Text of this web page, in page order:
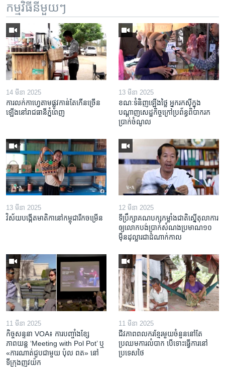
កម្មវិធី​នីមួយៗ
14 មីនា 2025
ការលក់​កាហ្វេ​តាម​ផ្លូវ​កាន់តែ​កើន​ច្រើន​
ឡើង​នៅ​រាជធានី​ភ្នំពេញ
13 មីនា 2025
ខណៈទំនិញឡើងថ្លៃ អ្នករកស៊ីក្នុង​
បណ្តាញ​សេដ្ឋកិច្ចក្រៅ​ប្រព័ន្ធពិបាក​រក​
ប្រាក់​ចំណូល
13 មីនា 2025
វិស័យ​បង្កើត​មាតិកា​នៅ​កម្ពុជា​រីក​ចម្រើន
12 មីនា 2025
ទីប្រឹក្សា​គណបក្ស​កម្លាំង​ជាតិ​ស្នើ​តុលាការ​
ឲ្យ​លោក​បង់ប្រាក់​សំណង​ប្រមាណ​១០​
ម៉ឺន​ដុល្លារ​ជា​ដំណាក់កាល
11 មីនា 2025
កិច្ចសន្ទនា VOA៖ ការ​បញ្ចាំង​ខ្សែ
ភាពយន្ត ‘Meeting with Pol Pot’ ឬ
«ការណាត់ជួប​ជាមួយ​ ប៉ុល ពត» នៅ
ទីក្រុងញូវយ៉ក​
11 មីនា 2025
ជីវភាពពលករខ្មែរមួយចំនួននៅតែ
ប្រឈមការលំបាក បើទោះធ្វើការនៅ
ប្រទេសថៃ